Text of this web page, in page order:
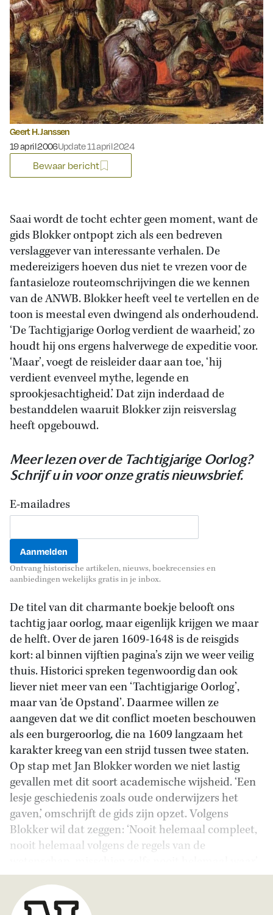
Geert H. Janssen
Gepubliceerd op:
19 april 2006Update 11 april 2024
Bewaar bericht
Saai wordt de tocht echter geen moment, want de
gids Blokker ontpopt zich als een bedreven
verslaggever van interessante verhalen. De
medereizigers hoeven dus niet te vrezen voor de
fantasieloze routeomschrijvingen die we kennen
van de ANWB. Blokker heeft veel te vertellen en de
toon is meestal even dwingend als onderhoudend.
‘De Tachtigjarige Oorlog verdient de waarheid,’ zo
houdt hij ons ergens halverwege de expeditie voor.
‘Maar’, voegt de reisleider daar aan toe, ‘hij
verdient evenveel mythe, legende en
sprookjesachtigheid.’ Dat zijn inderdaad de
bestanddelen waaruit Blokker zijn reisverslag
heeft opgebouwd.
Meer lezen over de Tachtigjarige Oorlog?
Schrijf u in voor onze gratis nieuwsbrief.
E-mailadres
Ontvang historische artikelen, nieuws, boekrecensies en
aanbiedingen wekelijks gratis in je inbox.
De titel van dit charmante boekje belooft ons
tachtig jaar oorlog, maar eigenlijk krijgen we maar
de helft. Over de jaren 1609-1648 is de reisgids
kort: al binnen vijftien pagina’s zijn we weer veilig
thuis. Historici spreken tegenwoordig dan ook
liever niet meer van een ‘Tachtigjarige Oorlog’,
maar van ‘de Opstand’. Daarmee willen ze
aangeven dat we dit conflict moeten beschouwen
als een burgeroorlog, die na 1609 langzaam het
karakter kreeg van een strijd tussen twee staten.
Op stap met Jan Blokker worden we niet lastig
gevallen met dit soort academische wijsheid. ‘Een
lesje geschiedenis zoals oude onderwijzers het
gaven,’ omschrijft de gids zijn opzet. Volgens
Blokker wil dat zeggen: ‘Nooit helemaal compleet,
nooit helemaal volgens de regels van de